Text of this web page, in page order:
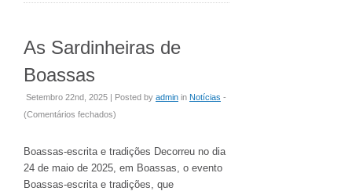
As Sardinheiras de
Boassas
Setembro 22nd, 2025 | Posted by admin in Notícias -
(Comentários fechadosem
Sardinheiras
de
Boassas
)
Boassas-escrita e tradições Decorreu no dia
24 de maio de 2025, em Boassas, o evento
Boassas-escrita e tradições, que